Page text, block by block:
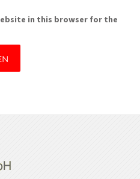
in this browser for the